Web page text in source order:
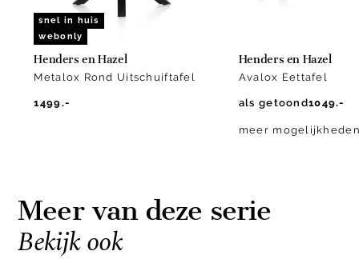
snel in huis
webonly
Henders en Hazel
Metalox Rond Uitschuiftafel
1499.-
Henders en Hazel
Avalox Eettafel
als getoond1049.-
meer
Meer van deze serie
Bekijk ook